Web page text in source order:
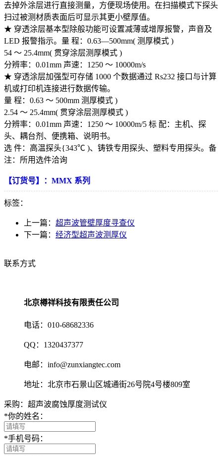
去掉外涂层进行直接测量，方便现场使用。在扫描模式下探头
扫过被测材质表面后可显示其更小壁厚值。
★ 穿透涂层基本型除般功能可设置减薄或增厚报警，声音及
LED 报警指示。量 程：0.63—500mm( 测厚模式 )
54 ～ 25.4mm( 贯穿涂层测厚模式 )
分辨率：0.01mm 声速：1250 ～ 10000m/s
★ 穿透涂层加强型可存储 1000 个数据通过 Rs232 接口与计算
机或打印机连接进行数据传输。
量 程：0.63 ～ 500mm 测厚模式 )
2.54 ～ 25.4mm( 贯穿涂层测厚模式 )
分辨率：0.01mm 声速：1250 ～ 10000m/5 标 配：主机、探
头、耦台剂、便携箱、说明书。
选 件：高温探头{343℃ )、铸铁专用探头、塑料专用探头。备
注：所用选件洽询
【订货号】：MMX 系列
标签：
上一篇： 超声波管壁厚度寻查仪
下一篇： 经济型超声波测厚仪
联系方式
北京樽祥科技有限责任公司
电话：010-68682336
QQ：1320437377
电邮：info@zunxiangtec.com
地址：北京市石景山区城通街26号院4号楼809室
采购：超声波腐蚀厚度测试仪
*你的姓名：
*手机号码：